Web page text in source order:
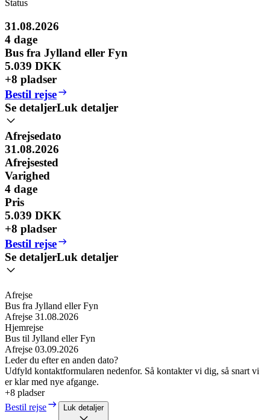
Status
31.08.2026
4 dage
Bus fra Jylland eller Fyn
5.039 DKK
+8 pladser
Bestil rejse
Se detaljerLuk detaljer
Afrejsedato
31.08.2026
Afrejsested
Varighed
4 dage
Pris
5.039 DKK
+8 pladser
Bestil rejse
Se detaljerLuk detaljer
Afrejse
Bus fra Jylland eller Fyn
Afrejse 31.08.2026
Hjemrejse
Bus til Jylland eller Fyn
Afrejse 03.09.2026
Leder du efter en anden dato?
Udfyld kontaktformularen nedenfor. Så kontakter vi dig, så snart vi
er klar med nye afgange.
+8 pladser
Bestil rejse
Luk detaljer